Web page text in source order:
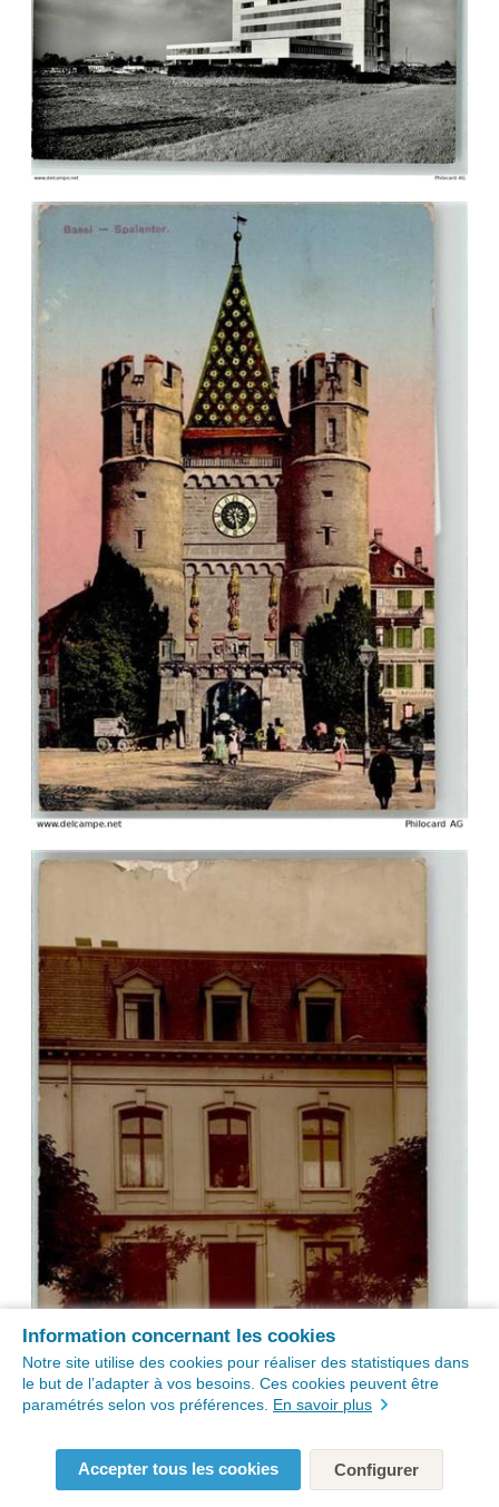
Information concernant les cookies
Notre site utilise des cookies pour réaliser des statistiques dans
le but de l’adapter à vos besoins. Ces cookies peuvent être
paramétrés selon vos préférences. En savoir plus
Accepter tous les cookies Configurer